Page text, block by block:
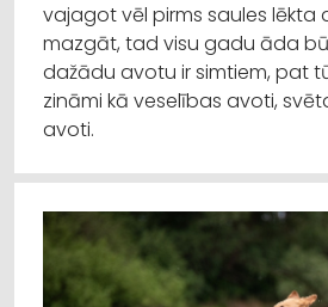
vajagot vēl pirms saules lēkta
mazgāt, tad visu gadu āda
dažādu avotu ir simtiem, pat
zināmi kā veselības avoti,
avoti.